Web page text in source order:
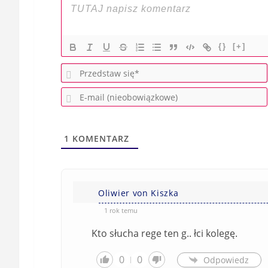
{} [+]
r
-
1 KOMENTARZ
Oliwier von Kiszka
1 rok temu
Kto słucha rege ten g.. łci kolegę.
0
0 Odpowiedz